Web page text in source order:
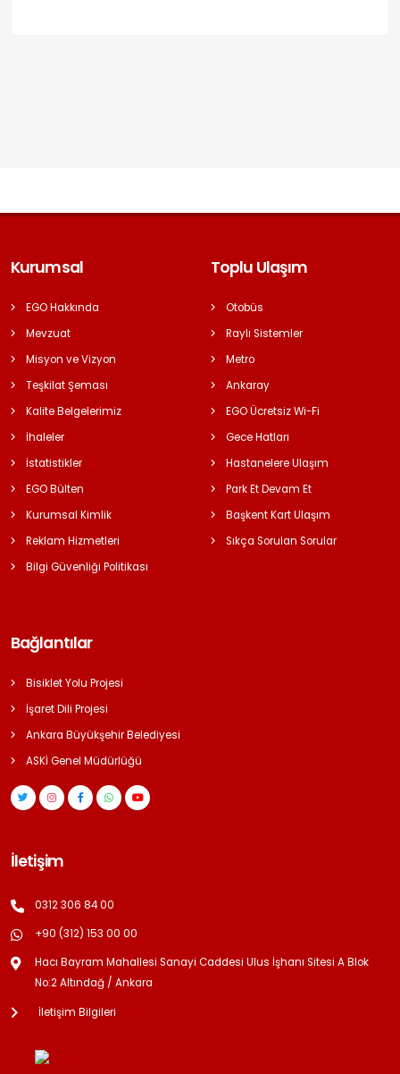
Kurumsal
EGO Hakkında
Mevzuat
Misyon ve Vizyon
Teşkilat Şeması
Kalite Belgelerimiz
İhaleler
İstatistikler
EGO Bülten
Kurumsal Kimlik
Reklam Hizmetleri
Bilgi Güvenliği Politikası
Toplu Ulaşım
Otobüs
Raylı Sistemler
Metro
Ankaray
EGO Ücretsiz Wi-Fi
Gece Hatları
Hastanelere Ulaşım
Park Et Devam Et
Başkent Kart Ulaşım
Sıkça Sorulan Sorular
Bağlantılar
Bisiklet Yolu Projesi
İşaret Dili Projesi
Ankara Büyükşehir Belediyesi
ASKİ Genel Müdürlüğü
İletişim
0312 306 84 00
+90 (312) 153 00 00
Hacı Bayram Mahallesi Sanayi Caddesi Ulus İşhanı Sitesi A Blok
No:2 Altındağ / Ankara
İletişim Bilgileri